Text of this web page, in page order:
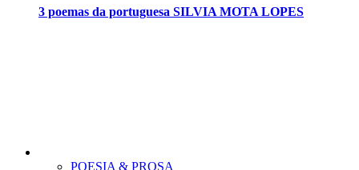
3 poemas da portuguesa SILVIA MOTA LOPES
POESIA & PROSA